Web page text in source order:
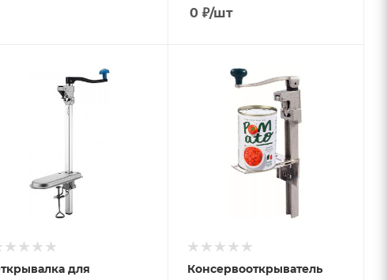
0₽/шт
для
Консервооткрыватель